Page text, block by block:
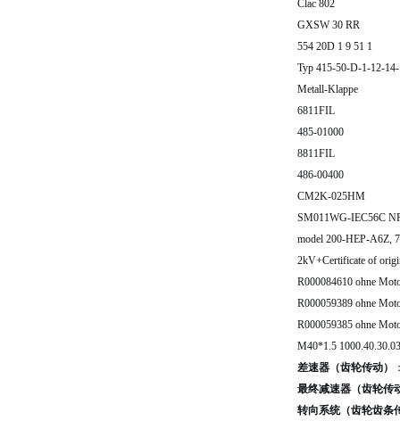
Clac 802
GXSW 30 RR
554 20D 1 9 51 1
Typ 415-50-D-1-12-
Metall-Klappe
6811FIL
485-01000
8811FIL
486-00400
CM2K-025HM
SM011WG-IEC56C
model 200-HEP-A6Z,
2kV+Certificate of
R000084610 ohne
R000059389 ohne
R000059385 ohne
M40*1.5
差速器（齿轮传动）
最终减速器（齿轮传
转向系统（齿轮齿条